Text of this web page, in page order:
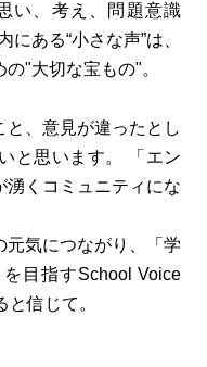
い、考え、問題意識
ある“小さな声”は、
"大切な宝もの"。
、意見が違ったとし
と思います。 「エン
湧くコミュニティにな
元気につながり、「学
目指すSchool Voice
信じて。